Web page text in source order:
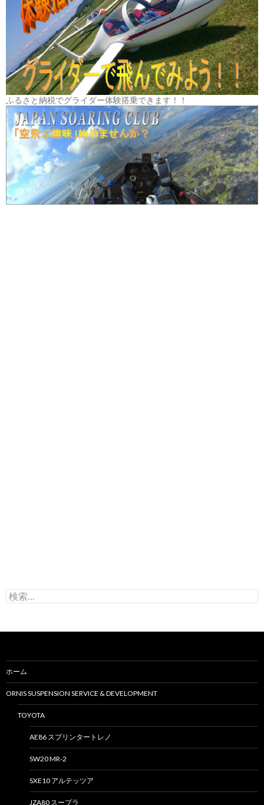
ふるさと納税でグライダー体験搭乗できます！！
検
索
ホーム
ORNIS SUSPENSION SERVICE & DEVELOPMENT
TOYOTA
AE86 スプリンタートレノ
SW20 MR-2
SXE10 アルテッツア
JZA80 スープラ